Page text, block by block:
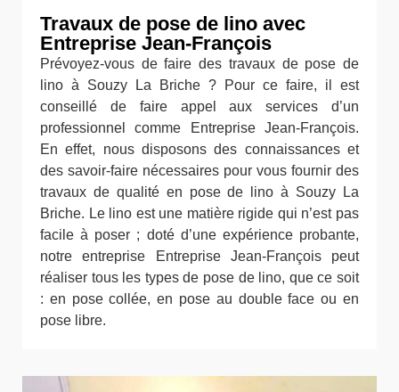
Travaux de pose de lino avec
Entreprise Jean-François
Prévoyez-vous de faire des travaux de pose de
lino à Souzy La Briche ? Pour ce faire, il est
conseillé de faire appel aux services d’un
professionnel comme Entreprise Jean-François.
En effet, nous disposons des connaissances et
des savoir-faire nécessaires pour vous fournir des
travaux de qualité en pose de lino à Souzy La
Briche. Le lino est une matière rigide qui n’est pas
facile à poser ; doté d’une expérience probante,
notre entreprise Entreprise Jean-François peut
réaliser tous les types de pose de lino, que ce soit
: en pose collée, en pose au double face ou en
pose libre.